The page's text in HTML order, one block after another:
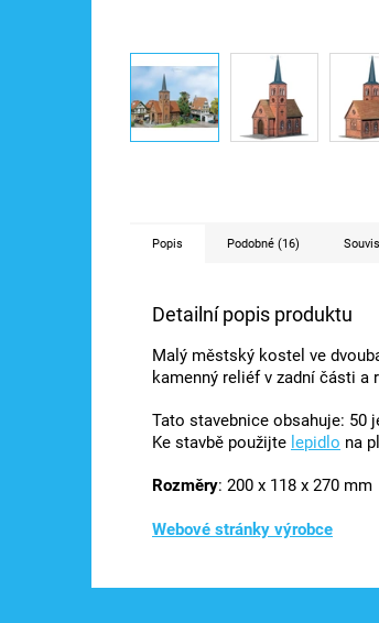
Popis Podobné (16)
Detailní popis produktu
Malý městský kostel ve
kamenný reliéf v zadní části a
Tato stavebnice obsahuje: 50
Ke stavbě použijte lepidlo na
Rozměry: 200 x 118 x 270 mm
Webové stránky výrobce